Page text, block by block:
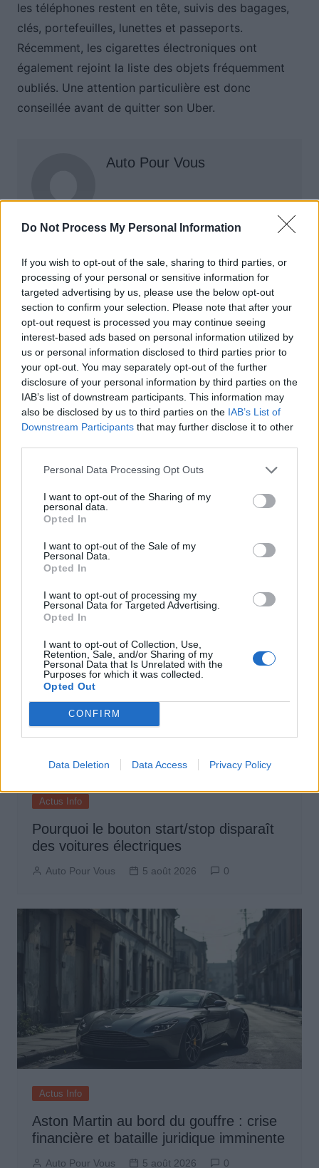
Do Not Process My Personal Information
If you wish to opt-out of the sale, sharing to third parties, or
processing of your personal or sensitive information for
targeted advertising by us, please use the below opt-out
section to confirm your selection. Please note that after your
opt-out request is processed you may continue seeing
interest-based ads based on personal information utilized by
us or personal information disclosed to third parties prior to
your opt-out. You may separately opt-out of the further
disclosure of your personal information by third parties on the
IAB’s list of downstream participants. This information may
also be disclosed by us to third parties on the IAB’s List of
Downstream Participants that may further disclose it to other
Personal Data Processing Opt Outs
I want to opt-out of the Sharing of my
personal data.
Opted In
I want to opt-out of the Sale of my
Personal Data.
Opted In
I want to opt-out of processing my
Personal Data for Targeted Advertising.
Opted In
I want to opt-out of Collection, Use,
Retention, Sale, and/or Sharing of my
Personal Data that Is Unrelated with the
Purposes for which it was collected.
Opted Out
CONFIRM
Data Deletion Data Access Privacy Policy
les téléphones restent en tête, suivis des bagages,
clés, portefeuilles, lunettes et passeports.
Récemment, les cigarettes électroniques ont
également rejoint la liste des objets fréquemment
oubliés. Une attention particulière est donc
conseillée avant de quitter son Uber.
Auto Pour Vous
Navigation
de
l’article
Précédent Suivant
Actus Info
selon une étude européenne
Actus Info
Pourquoi le bouton start/stop disparaît
des voitures électriques
Auto Pour Vous 5 août 2026 0
Actus Info
Aston Martin au bord du gouffre : crise
financière et bataille juridique imminente
Auto Pour Vous 5 août 2026 0